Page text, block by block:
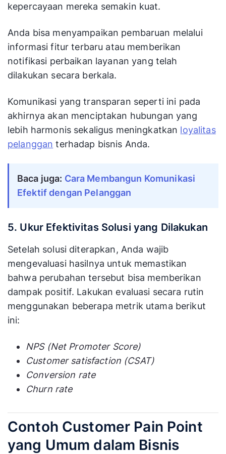
kepercayaan mereka semakin kuat.
Anda bisa menyampaikan pembaruan melalui
informasi fitur terbaru atau memberikan
notifikasi perbaikan layanan yang telah
dilakukan secara berkala.
Komunikasi yang transparan seperti ini pada
akhirnya akan menciptakan hubungan yang
lebih harmonis sekaligus meningkatkan loyalitas
pelanggan terhadap bisnis Anda.
Baca juga: Cara Membangun Komunikasi
Efektif dengan Pelanggan
5. Ukur Efektivitas Solusi yang Dilakukan
Setelah solusi diterapkan, Anda wajib
mengevaluasi hasilnya untuk memastikan
bahwa perubahan tersebut bisa memberikan
dampak positif. Lakukan evaluasi secara rutin
menggunakan beberapa metrik utama berikut
ini:
NPS (Net Promoter Score)
Customer satisfaction (CSAT)
Conversion rate
Churn rate
Contoh Customer Pain Point
yang Umum dalam Bisnis